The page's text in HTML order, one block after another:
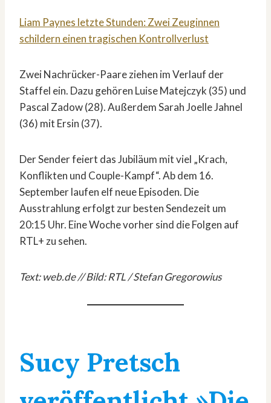
Liam Paynes letzte Stunden: Zwei Zeuginnen
schildern einen tragischen Kontrollverlust
Zwei Nachrücker-Paare ziehen im Verlauf der
Staffel ein. Dazu gehören Luise Matejczyk (35) und
Pascal Zadow (28). Außerdem Sarah Joelle Jahnel
(36) mit Ersin (37).
Der Sender feiert das Jubiläum mit viel „Krach,
Konflikten und Couple-Kampf“. Ab dem 16.
September laufen elf neue Episoden. Die
Ausstrahlung erfolgt zur besten Sendezeit um
20:15 Uhr. Eine Woche vorher sind die Folgen auf
RTL+ zu sehen.
Text: web.de // Bild: RTL / Stefan Gregorowius
Sucy Pretsch